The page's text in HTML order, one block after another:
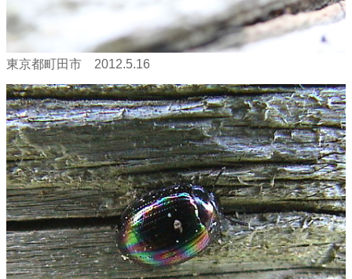
東京都町田市 2012.5.16